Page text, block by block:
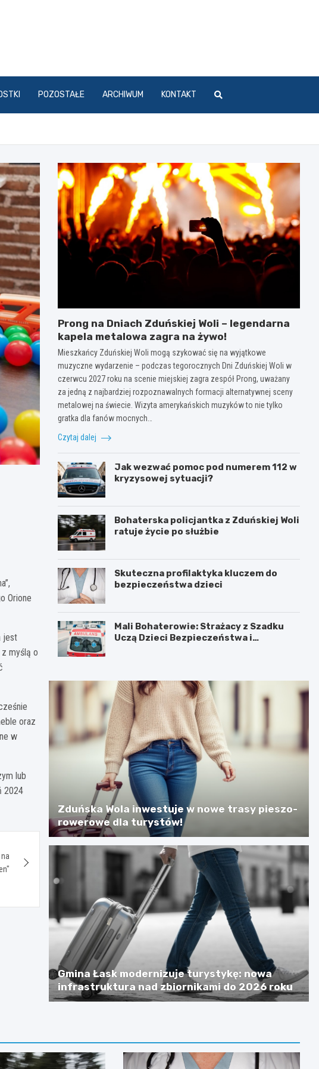
POZOSTAŁE ARCHIWUM KONTAKT
Orione
jest
myślą o
oraz
w
lub
2024
Prong na Dniach Zduńskiej Woli – legendarna
kapela metalowa zagra na żywo!
Mieszkańcy Zduńskiej Woli mogą szykować się na wyjątkowe
muzyczne wydarzenie – podczas tegorocznych Dni Zduńskiej Woli w
czerwcu 2027 roku na scenie miejskiej zagra zespół Prong, uważany
za jedną z najbardziej rozpoznawalnych formacji alternatywnej sceny
metalowej na świecie. Wizyta amerykańskich muzyków to nie tylko
gratka dla fanów mocnych…
Czytaj dalej
Jak wezwać pomoc pod numerem 112 w
kryzysowej sytuacji?
Bohaterska policjantka z Zduńskiej Woli
ratuje życie po służbie
Skuteczna profilaktyka kluczem do
bezpieczeństwa dzieci
Mali Bohaterowie: Strażacy z Szadku
Uczą Dzieci Bezpieczeństwa i
Zduńska Wola inwestuje w nowe trasy pieszo-
rowerowe dla turystów!
Gmina Łask modernizuje turystykę: nowa
infrastruktura nad zbiornikami do 2026 roku